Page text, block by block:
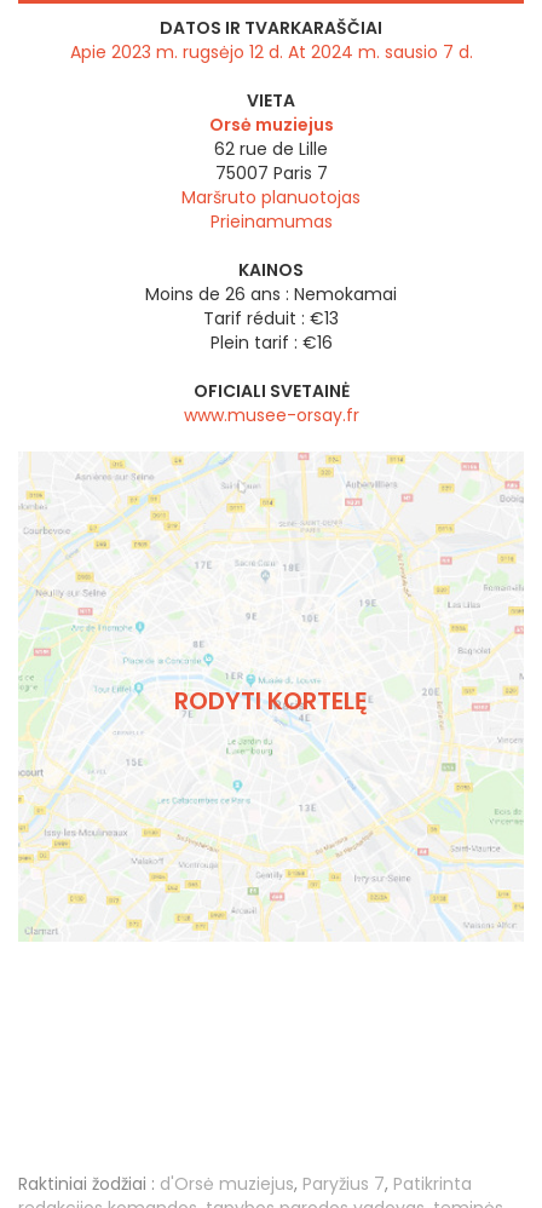
DATOS IR TVARKARAŠČIAI
Apie 2023 m. rugsėjo 12 d. At 2024 m. sausio 7 d.
VIETA
Orsė muziejus
62 rue de Lille
75007 Paris 7
Maršruto planuotojas
Prieinamumas
KAINOS
Moins de 26 ans : Nemokamai
Tarif réduit : €13
Plein tarif : €16
OFICIALI SVETAINĖ
www.musee-orsay.fr
RODYTI KORTELĘ
Raktiniai žodžiai : d'Orsė muziejus, Paryžius 7, Patikrinta